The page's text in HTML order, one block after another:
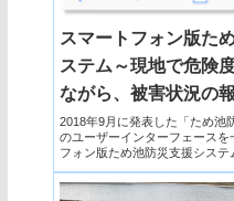
スマートフォン版た
ステム～現地で危険
ながら、被害状況の
2018年9月に発表した「ため池
のユーザーインターフェースを
フォン版ため池防災支援システ